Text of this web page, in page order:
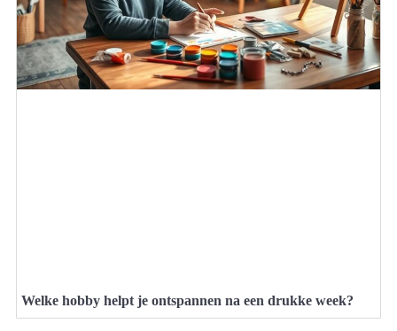
Welke hobby helpt je ontspannen na een drukke week?